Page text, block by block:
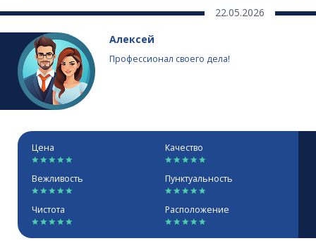
22.05.2026
Алексей
Профессионал своего дела!
Цена Качество
Вежливость Пунктуальность
Чистота Расположение